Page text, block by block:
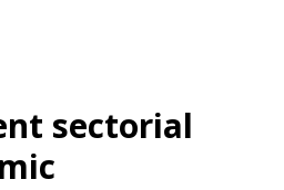
sectorial